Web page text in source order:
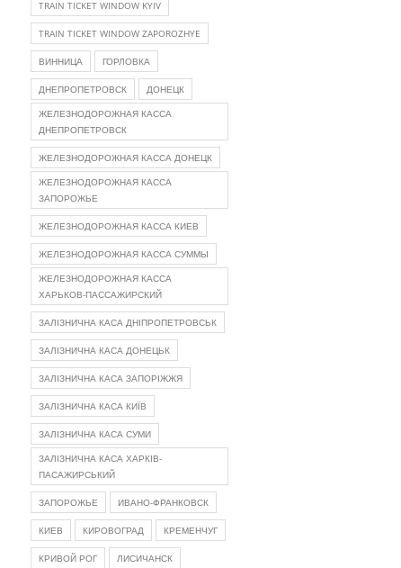
TRAIN TICKET WINDOW KYIV
TRAIN TICKET WINDOW ZAPOROZHYE
ВИННИЦА ГОРЛОВКА
ДНЕПРОПЕТРОВСК
ДОНЕЦК
ЖЕЛЕЗНОДОРОЖНАЯ КАССА
ДНЕПРОПЕТРОВСК
ЖЕЛЕЗНОДОРОЖНАЯ КАССА ДОНЕЦК
ЖЕЛЕЗНОДОРОЖНАЯ КАССА
ЗАПОРОЖЬЕ
ЖЕЛЕЗНОДОРОЖНАЯ КАССА КИЕВ
ЖЕЛЕЗНОДОРОЖНАЯ КАССА СУММЫ
ЖЕЛЕЗНОДОРОЖНАЯ КАССА
ХАРЬКОВ-ПАССАЖИРСКИЙ
ЗАЛІЗНИЧНА КАСА ДНІПРОПЕТРОВСЬК
ЗАЛІЗНИЧНА КАСА ДОНЕЦЬК
ЗАЛІЗНИЧНА КАСА ЗАПОРІЖЖЯ
ЗАЛІЗНИЧНА КАСА КИЇВ
ЗАЛІЗНИЧНА КАСА СУМИ
ЗАЛІЗНИЧНА КАСА ХАРКІВ-
ПАСАЖИРСЬКИЙ
ЗАПОРОЖЬЕ ИВАНО-ФРАНКОВСК
КИЕВ КИРОВОГРАД КРЕМЕНЧУГ
КРИВОЙ РОГ ЛИСИЧАНСК